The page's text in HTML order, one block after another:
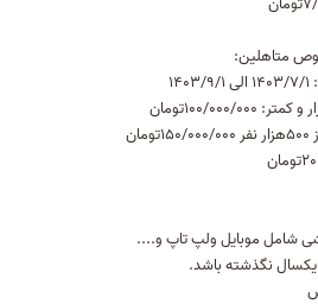
متاهلین: